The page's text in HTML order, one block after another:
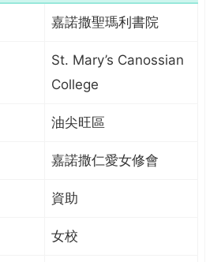
嘉諾撒聖瑪利書院
St. Mary’s Canossian
College
油尖旺區
嘉諾撒仁愛女修會
資助
女校